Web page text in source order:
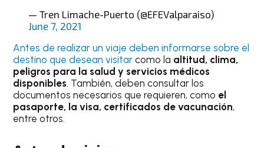
— Tren Limache-Puerto (@EFEValparaiso)
June 7, 2021
Antes de realizar un viaje deben informarse sobre el
destino que desean visitarcomo la altitud, clima,
peligros para la salud y servicios médicos
disponibles. También, deben consultar los
documentos necesarios que requieren, como el
pasaporte, la visa, certificados de vacunación,
entre otros.